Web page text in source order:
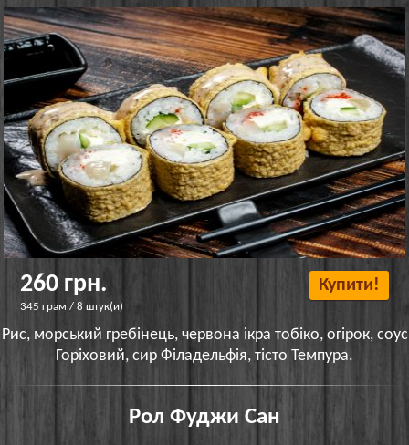
260 грн.
345 грам / 8 штук(и)
Купити!
Рис, морський гребінець, червона ікра тобіко, огірок, соус
Горіховий, сир Філадельфія, тісто Темпура.
Рол Фуджи Сан